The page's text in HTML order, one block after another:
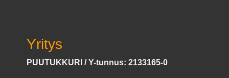
Yritys
PUUTUKKURI / Y-tunnus: 2133165-0